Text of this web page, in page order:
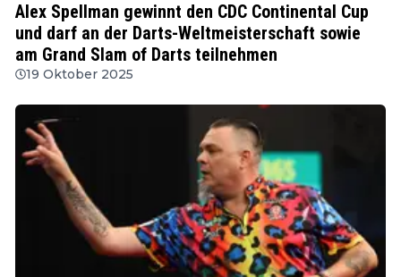
Alex Spellman gewinnt den CDC Continental Cup
und darf an der Darts-Weltmeisterschaft sowie
am Grand Slam of Darts teilnehmen
19 Oktober 2025